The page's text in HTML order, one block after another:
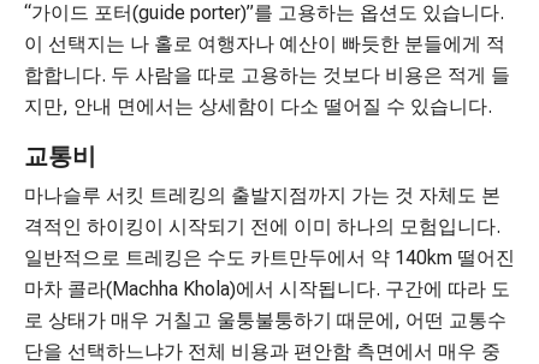
“가이드 포터(guide porter)”를 고용하는 옵션도 있습니다.
이 선택지는 나 홀로 여행자나 예산이 빠듯한 분들에게 적
합합니다. 두 사람을 따로 고용하는 것보다 비용은 적게 들
지만, 안내 면에서는 상세함이 다소 떨어질 수 있습니다.
교통비
마나슬루 서킷 트레킹의 출발지점까지 가는 것 자체도 본
격적인 하이킹이 시작되기 전에 이미 하나의 모험입니다.
일반적으로 트레킹은 수도 카트만두에서 약 140km 떨어진
마차 콜라(Machha Khola)에서 시작됩니다. 구간에 따라 도
로 상태가 매우 거칠고 울퉁불퉁하기 때문에, 어떤 교통수
단을 선택하느냐가 전체 비용과 편안함 측면에서 매우 중